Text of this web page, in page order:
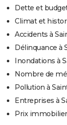
Dette et
Climat et
Accidents à
Délinquance à
Inondations à
Nombre de
Pollution à
Entreprises à
Prix